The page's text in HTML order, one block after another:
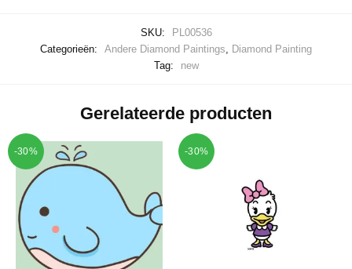
SKU:
PL00536
Categorieën:
Andere Diamond Paintings
Diamond Painting
Tag:
new
Gerelateerde producten
-30% -30%